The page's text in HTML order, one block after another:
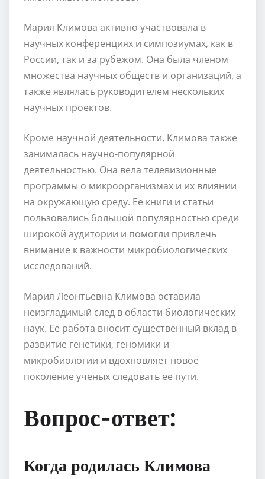
Мария Климова активно участвовала в
научных конференциях и симпозиумах, как в
России, так и за рубежом. Она была членом
множества научных обществ и организаций, а
также являлась руководителем нескольких
научных проектов.
Кроме научной деятельности, Климова также
занималась научно-популярной
деятельностью. Она вела телевизионные
программы о микроорганизмах и их влиянии
на окружающую среду. Ее книги и статьи
пользовались большой популярностью среди
широкой аудитории и помогли привлечь
внимание к важности микробиологических
исследований.
Мария Леонтьевна Климова оставила
неизгладимый след в области биологических
наук. Ее работа вносит существенный вклад в
развитие генетики, геномики и
микробиологии и вдохновляет новое
поколение ученых следовать ее пути.
Вопрос-ответ:
Когда родилась Климова